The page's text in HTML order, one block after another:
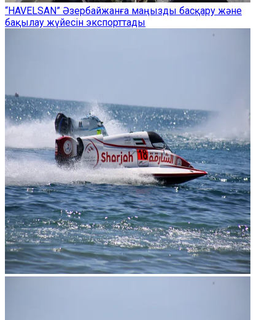
“HAVELSAN” Әзербайжанға маңызды басқару және
бақылау жүйесін экспорттады